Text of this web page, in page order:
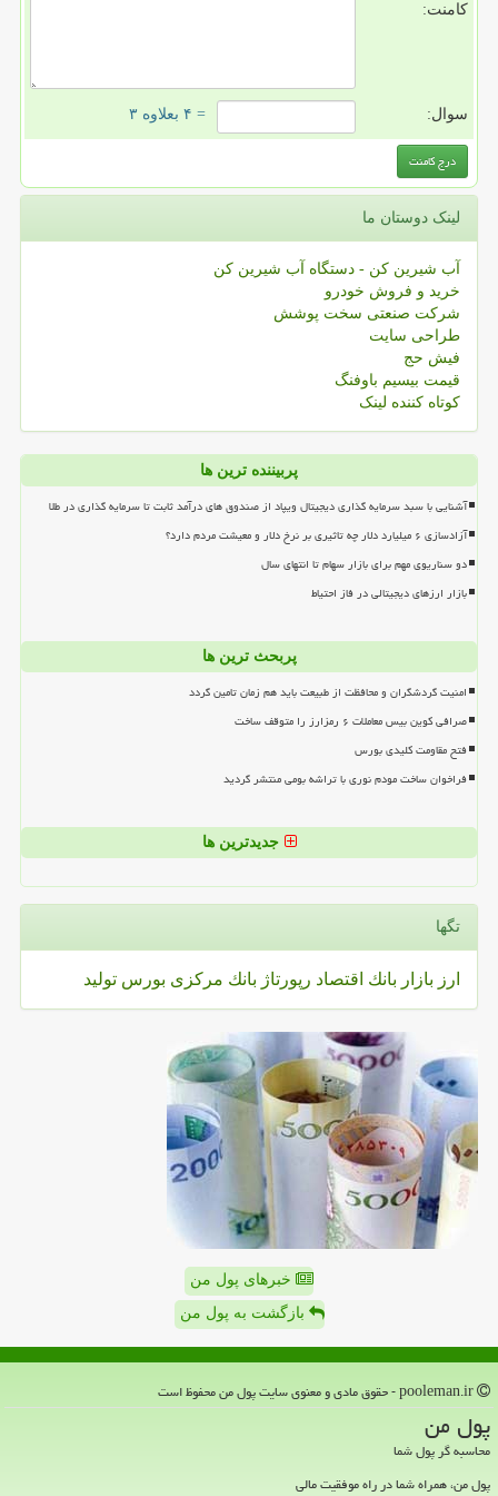
کامنت:
سوال: = ۴ بعلاوه ۳
لینک دوستان ما
آب شیرین کن - دستگاه آب شیرین کن
خرید و فروش خودرو
شرکت صنعتی سخت پوشش
طراحی سایت
فیش حج
قیمت بیسیم باوفنگ
کوتاه کننده لینک
پربیننده ترین ها
آشنایی با سبد سرمایه گذاری دیجیتال ویپاد از صندوق های درآمد ثابت تا سرمایه گذاری در طلا
آزادسازی ۶ میلیارد دلار چه تاثیری بر نرخ دلار و معیشت مردم دارد؟
دو سناریوی مهم برای بازار سهام تا انتهای سال
بازار ارزهای دیجیتالی در فاز احتیاط
پربحث ترین ها
امنیت گردشگران و محافظت از طبیعت باید هم زمان تامین گردد
صرافی کوین بیس معاملات ۶ رمزارز را متوقف ساخت
فتح مقاومت کلیدی بورس
فراخوان ساخت مودم نوری با تراشه بومی منتشر گردید
جدیدترین ها
تگها
ارز بازار بانك اقتصاد رپورتاژ بانك مركزی بورس تولید
خبرهای پول من
بازگشت به پول من
پول من
محاسبه گر پول شما
پول من، همراه شما در راه موفقیت مالی